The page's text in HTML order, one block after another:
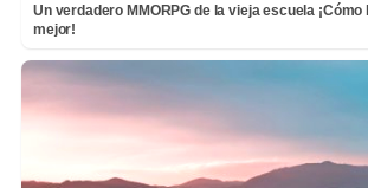
Un verdadero MMORPG de la vieja escuela
mejor!